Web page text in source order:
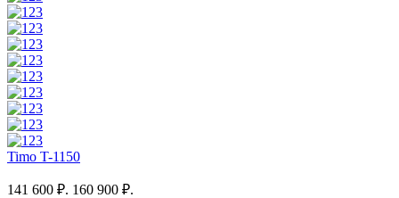
Timo T-1150
141 600 ₽. 160 900 ₽.